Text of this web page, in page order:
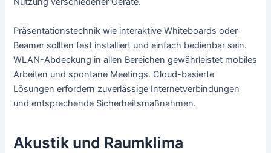
Präsentationstechnik wie interaktive Whiteboards oder
Beamer sollten fest installiert und einfach bedienbar sein.
WLAN-Abdeckung in allen Bereichen gewährleistet mobiles
Arbeiten und spontane Meetings. Cloud-basierte
Lösungen erfordern zuverlässige Internetverbindungen
und entsprechende Sicherheitsmaßnahmen.
Akustik und Raumklima